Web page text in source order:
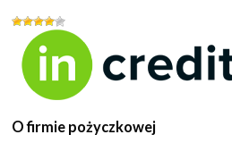
O firmie pożyczkowej